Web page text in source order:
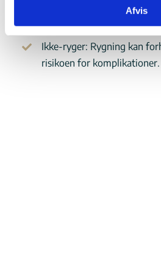
Afvis
knogleheling, såsom
skal være velkontrollerede.
Ikke-ryger: Rygning kan
risikoen for komplikationer.